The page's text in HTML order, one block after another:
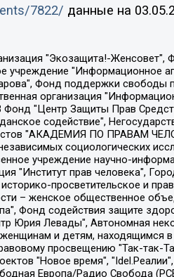
7822/ данные на
Красноярская региональная общественная организация "Мы против СПИДа", Камалягин Денис Николаевич, Маркелов Сергей Евгеньевич, Пономарев Лев Александрович, Савицкая Людмила Алексеевна, Автономная некоммерческая организация "Центр по работе с проблемой насилия "НАСИЛИЮ.НЕТ", Межрегиональный профессиональный союз работников здравоохранения "Альянс врачей", Юридическое лицо, зарегистрированное в Латвийской Республике, SIA "Medusa Project" (регистрационный номер 40103797863, дата регистрации 10.06.2014), Некоммерческая организация "Фонд по борьбе с коррупцией", Автономная некоммерческая организация "Институт права и публичной политики", Баданин Роман Сергеевич, Гликин Максим Александрович, Железнова Мария Михайловна, Лукьянова Юлия Сергеевна, Маетная Елизавета Витальевна, Маняхин Петр Борисович, Чуракова Ольга Владимировна, Ярош Юлия Петровна, Юридическое лицо "The Insider SIA", зарегистрированное в Риге, Латвийская Республика (дата регистрации 26.06.2015), являющееся администратором доменного имени интернет-издания "The Insider SIA", https://theins.ru, Постернак Алексей Евгеньевич, Рубин Михаил Аркадьевич, Анин Роман Александрович, Юридическое лицо Istories fonds, зарегистрированное в Латвийской Республике (регистрационный номер 50008295751, дата регистрации 24.02.2020), Великовский Дмитрий Александрович, Долинина Ирина Николаевна, Мароховская Алеся Алексеевна, Шлейнов Роман Юрьевич, Шмагун Олеся Валентиновна, Общество с ограниченной ответственностью "Альтаир 2021", Общество с ограниченной ответственностью "Вега 2021", Общество с ограниченной ответственностью "Главный редактор 2021", Общество с ограниченной ответственностью "Ромашки монолит", Важенков Артем Валерьевич, Ивановская областная общественная организация "Центр гендерных исследований", Гурман Юрий Альбертович, Медиапроект "ОВД-Инфо", Егоров Владимир Владимирович, Жилинский Владимир Александрович,